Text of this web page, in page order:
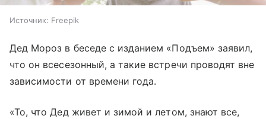
Источник: Freepik
Дед Мороз в беседе с изданием «Подъем» заявил,
что он всесезонный, а такие встречи проводят вне
зависимости от времени года.
«То, что Дед живет и зимой и летом, знают все,